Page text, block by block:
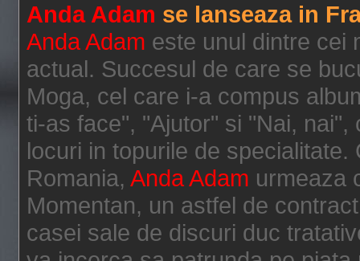
Anda Adam se lanseaza in
Anda Adam este unul dintre cei
actual. Succesul de care se
Moga, cel care i-a compus
ti-as face", "Ajutor" si "Nai,
locuri in topurile de
Romania, Anda Adam urmeaza
Momentan, un astfel de
casei sale de discuri duc